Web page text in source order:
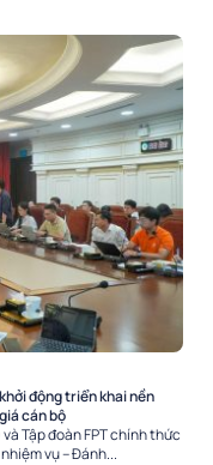
động triển khai nền
cán bộ
Tập đoàn FPT chính thức
vụ – Đánh...